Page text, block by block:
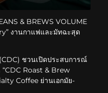
& BREWS VOLUME
งานกาแฟและมัทฉะสุด
ชวนเปิดประสบการณ์
Roast & Brew
Coffee ย่านเอกมัย-